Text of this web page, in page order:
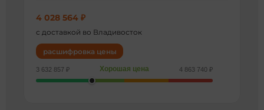
4 028 564 ₽
с доставкой во Владивосток
расшифровка цены
3 632 857 ₽ Хорошая цена 4 863 740 ₽